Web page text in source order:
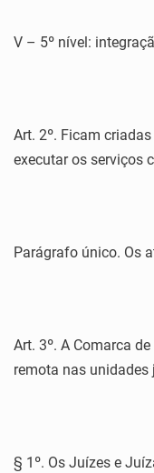
V – 5º nível:
Art. 2º. Ficam
executar os serviços
Parágrafo único. Os
Art. 3º. A Comarca
remota nas unidades
§ 1º. Os Juízes e